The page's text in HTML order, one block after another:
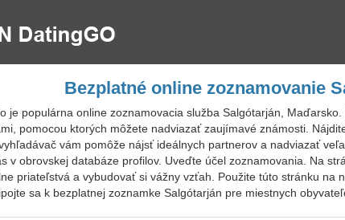
Bezplatné online zoznamovanie
je populárna online zoznamovacia služba Salgótarján,
pomocou ktorých môžete nadviazať zaujímavé známosti.
vám pomôže nájsť ideálnych partnerov a nadviazať
v obrovskej databáze profilov. Uveďte účel zoznamovania. Na
priateľstvá a vybudovať si vážny vzťah. Použite túto stránku na
sa k bezplatnej zoznamke Salgótarján pre miestnych